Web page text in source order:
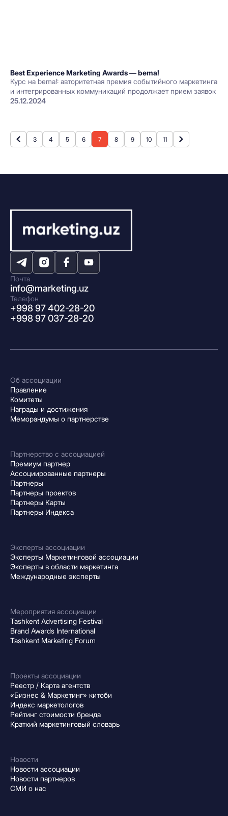
Best Experience Marketing Awards — bema!
Курс на bema!: авторитетная премия событийного маркетинга
и интегрированных коммуникаций продолжает прием заявок
25.12.2024
3 4 5 6 7 8 9 10 11
Почта
info@marketing.uz
Телефон
+998 97 402-28-20
+998 97 037-28-20
Об ассоциации
Правление
Комитеты
Награды и достижения
Меморандумы о партнерстве
Партнерство с ассоциацией
Премиум партнер
Ассоциированные партнеры
Партнеры
Партнеры проектов
Партнеры Карты
Партнеры Индекса
Эксперты ассоциации
Эксперты Маркетинговой ассоциации
Эксперты в области маркетинга
Международные эксперты
Мероприятия ассоциации
Tashkent Advertising Festival
Brand Awards International
Tashkent Marketing Forum
Проекты ассоциации
Реестр / Карта агентств
«Бизнес & Маркетинг» китоби
Индекс маркетологов
Рейтинг стоимости бренда
Краткий маркетинговый словарь
Новости
Новости ассоциации
Новости партнеров
СМИ о нас